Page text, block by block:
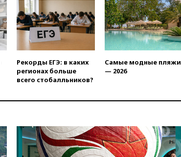
вчера, 19:20Число ломбардов
в РФ превысило максимум
2022 года
вчера, 19:15Жуковский и
аэропорт Геленджика
вчера, 19:00Путин уточнил
порядок присвоения воинских
вчера, 18:50Euractiv: восток
вчера, 18:35В Жуковском и
аэропорту Геленджика
введены ограничения
Рекорды ЕГЭ: в каких
регионах больше
всего стобалльников?
Самые модные пляжи
— 2026